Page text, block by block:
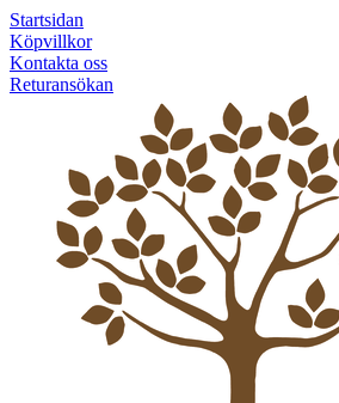
Startsidan
Köpvillkor
Kontakta oss
Returansökan